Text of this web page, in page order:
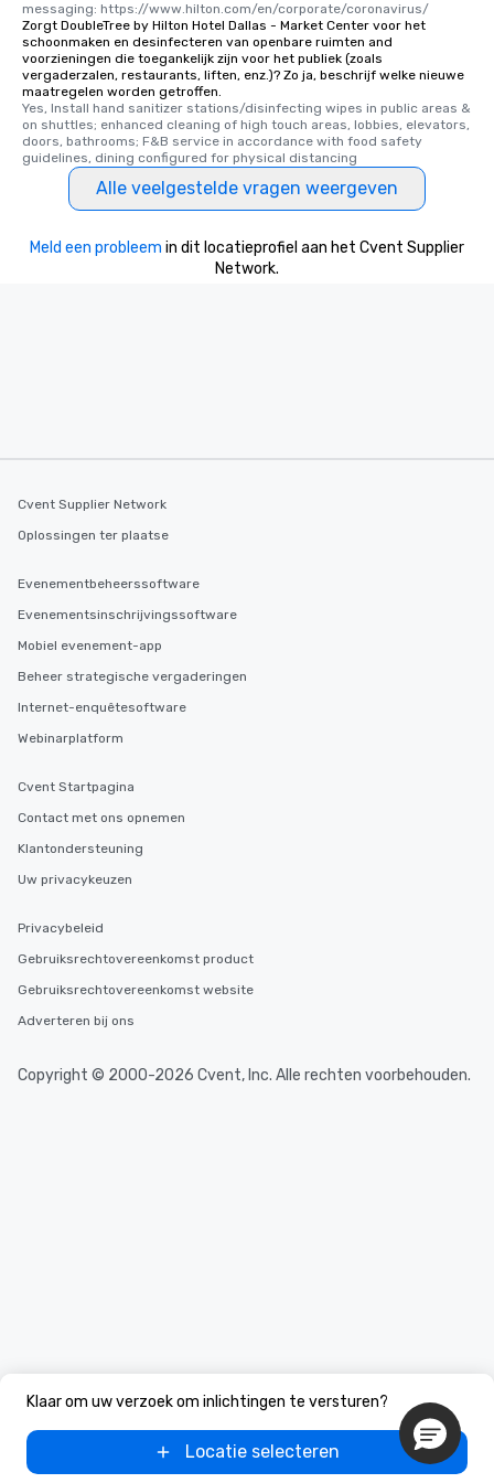
messaging: https://www.hilton.com/en/corporate/coronavirus/
Zorgt DoubleTree by Hilton Hotel Dallas - Market Center voor het
schoonmaken en desinfecteren van openbare ruimten and
voorzieningen die toegankelijk zijn voor het publiek (zoals
vergaderzalen, restaurants, liften, enz.)? Zo ja, beschrijf welke nieuwe
maatregelen worden getroffen.
Yes, Install hand sanitizer stations/disinfecting wipes in public areas &
on shuttles; enhanced cleaning of high touch areas, lobbies, elevators,
doors, bathrooms; F&B service in accordance with food safety
guidelines, dining configured for physical distancing
Alle veelgestelde vragen weergeven
Klaar om uw verzoek om inlichtingen te versturen?
Locatie selecteren
Meld een probleem in dit locatieprofiel aan het Cvent Supplier
Network.
Cvent Supplier Network
Oplossingen ter plaatse
Evenementbeheerssoftware
Evenementsinschrijvingssoftware
Mobiel evenement-app
Beheer strategische vergaderingen
Internet-enquêtesoftware
Webinarplatform
Cvent Startpagina
Contact met ons opnemen
Klantondersteuning
Uw privacykeuzen
Privacybeleid
Gebruiksrechtovereenkomst product
Gebruiksrechtovereenkomst website
Adverteren bij ons
Copyright © 2000-2026 Cvent, Inc. Alle rechten voorbehouden.